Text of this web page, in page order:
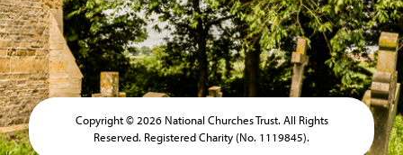
Copyright © 2026 National Churches Trust. All Rights
Reserved. Registered Charity (No. 1119845).